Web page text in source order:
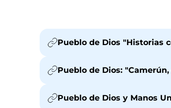
Pueblo de Dios "Historias
Pueblo de Dios:
Pueblo de Dios y Manos